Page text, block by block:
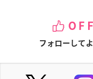
フォローして